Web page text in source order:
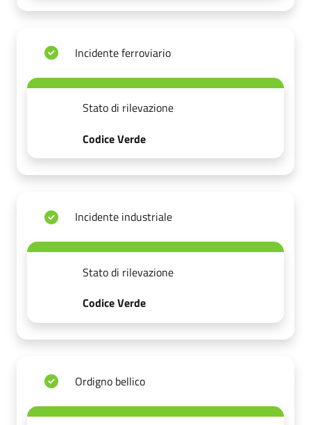
Incidente ferroviario
Stato di rilevazione
Codice Verde
Incidente industriale
Stato di rilevazione
Codice Verde
Ordigno bellico